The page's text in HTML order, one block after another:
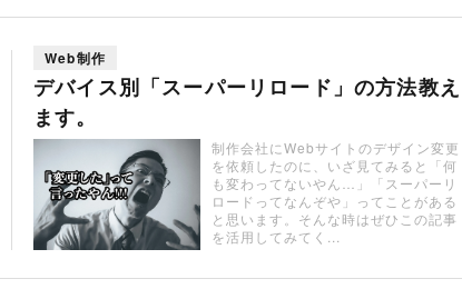
Web制作
デバイス別「スーパーリロード」の方法教え
ます。
制作会社にWebサイトのデザイン変更
を依頼したのに、いざ見てみると「何
も変わってないやん…」「スーパーリ
ロードってなんぞや」ってことがある
と思います。そんな時はぜひこの記事
を活用してみてく...